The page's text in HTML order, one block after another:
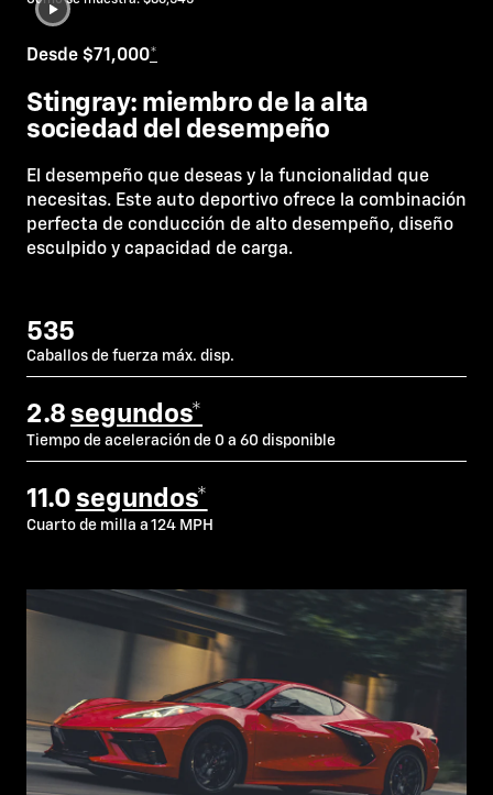
Desde $71,000*
Stingray: miembro de la alta
sociedad del desempeño
El desempeño que deseas y la funcionalidad que
necesitas. Este auto deportivo ofrece la combinación
perfecta de conducción de alto desempeño, diseño
esculpido y capacidad de carga.
535
Caballos de fuerza máx. disp.
2.8 segundos*
Tiempo de aceleración de 0 a 60 disponible
11.0 segundos*
Cuarto de milla a 124 MPH